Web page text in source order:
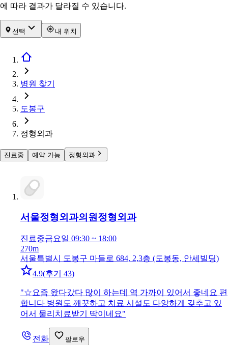
에 따라 결과가 달라질 수 있습니다.
선택 내 위치
병원 찾기
도봉구
정형외과
진료중 예약 가능 정형외과
서울정형외과의원정형외과
진료중금요일 09:30 ~ 18:00
270m
서울특별시 도봉구 마들로 684, 2,3층 (도봉동, 안세빌딩)
4.9(후기 43)
"☆요즘 왔다갔다 많이 하는데 역 가까이 있어서 좋네요 편
합니다 병원도 깨끗하고 치료 시설도 다양하게 갖추고 있
어서 물리치료받기 딱이네요"
전화 팔로우